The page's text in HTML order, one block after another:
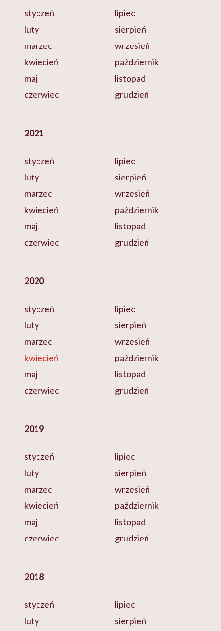
styczeń
luty
marzec
kwiecień
maj
czerwiec
lipiec
sierpień
wrzesień
październik
listopad
grudzień
2021
styczeń
luty
marzec
kwiecień
maj
czerwiec
lipiec
sierpień
wrzesień
październik
listopad
grudzień
2020
styczeń
luty
marzec
kwiecień
maj
czerwiec
lipiec
sierpień
wrzesień
październik
listopad
grudzień
2019
styczeń
luty
marzec
kwiecień
maj
czerwiec
lipiec
sierpień
wrzesień
październik
listopad
grudzień
2018
styczeń
luty
lipiec
sierpień